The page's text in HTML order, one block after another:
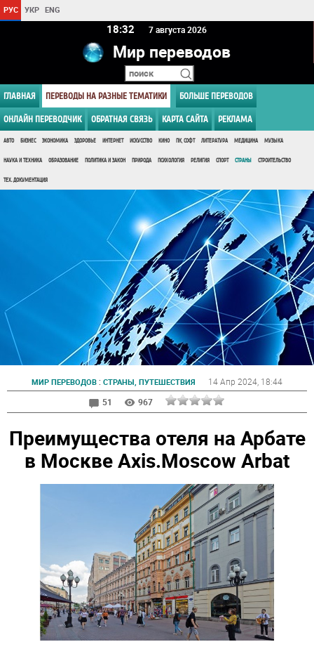
РУС УКР ENG
18 32 7 августа 2026
Мир переводов
ГЛАВНАЯ ПЕРЕВОДЫ НА РАЗНЫЕ ТЕМАТИКИ БОЛЬШЕ ПЕРЕВОДОВ
ОНЛАЙН ПЕРЕВОДЧИК ОБРАТНАЯ СВЯЗЬ КАРТА САЙТА РЕКЛАМА
АВТО БИЗНЕС ЭКОНОМИКА ЗДОРОВЬЕ ИНТЕРНЕТ ИСКУССТВО КИНО ПК, СОФТ ЛИТЕРАТУРА МЕДИЦИНА МУЗЫКА
НАУКА И ТЕХНИКА ОБРАЗОВАНИЕ ПОЛИТИКА И ЗАКОН ПРИРОДА ПСИХОЛОГИЯ РЕЛИГИЯ СПОРТ СТРАНЫ СТРОИТЕЛЬСТВО
ТЕХ. ДОКУМЕНТАЦИЯ
МИР ПЕРЕВОДОВ : СТРАНЫ, ПУТЕШЕСТВИЯ 14 Апр 2024 , 18:44
51
967
Преимущества отеля на Арбате
в Москве Axis.Moscow Arbat